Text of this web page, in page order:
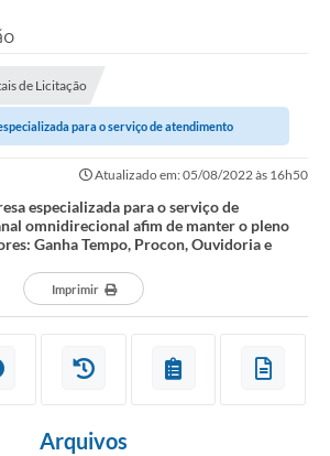
de Licitação
para o serviço de atendimento
de manter o...
Atualizado em: 05/08/2022 às 16h50
especializada para o serviço de
omnidirecional afim de manter o pleno
Ganha Tempo, Procon, Ouvidoria e
Imprimir
Arquivos